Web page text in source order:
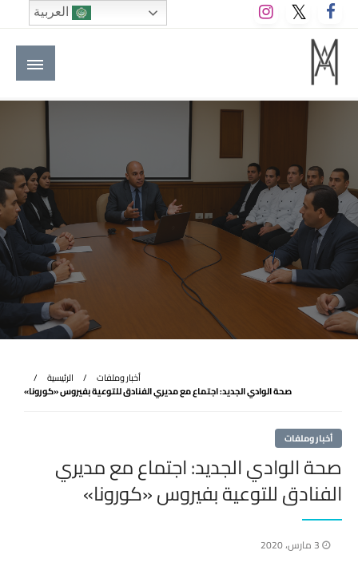
التخطي
إلى
المحتوى
M A hotels | إم ايه هوتيلز
الموقع الأول للعاملين في الفنادق في العالم العربي
الرئيسية
أخبار وملفات
صحة الوادي الجديد: اجتماع مع مديري الفنادق للتوعية بفيروس «كورونا»
أخبار وملفات
صحة الوادي الجديد: اجتماع مع مديري
الفنادق للتوعية بفيروس «كورونا»
نُشر
3 مارس، 2020
العربية